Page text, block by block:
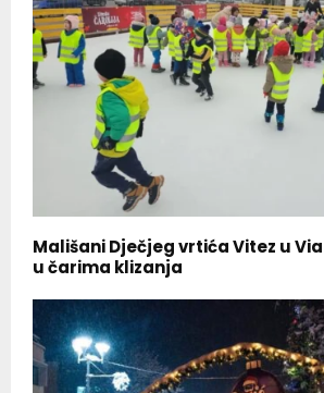
Mališani Dječjeg vrtića Vitez u
u čarima klizanja